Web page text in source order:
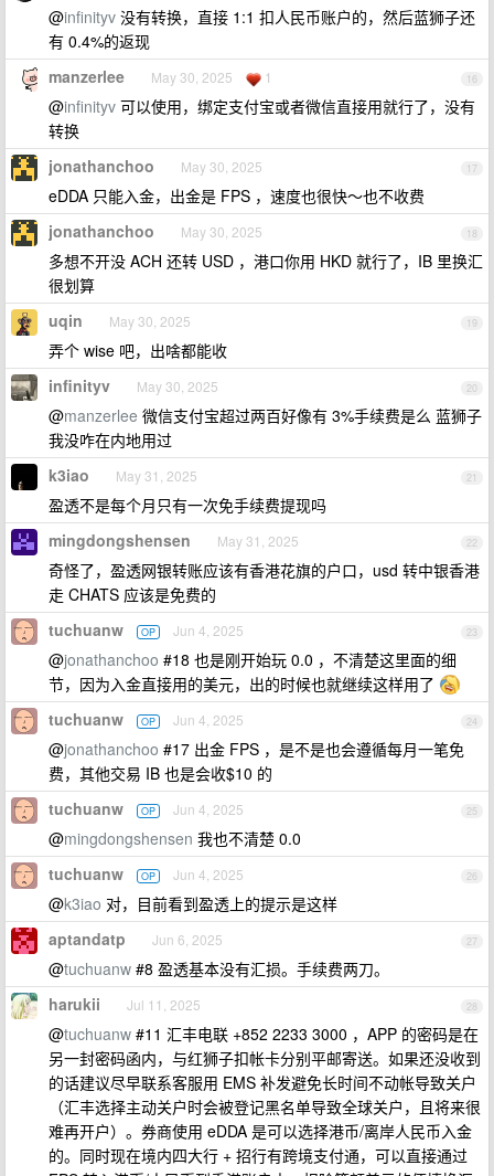
@infinityv 没有转换，直接 1:1 扣人民币账户的，然后蓝狮子还
有 0.4%的返现
16
manzerlee May 30, 2025 1
@infinityv 可以使用，绑定支付宝或者微信直接用就行了，没有
转换
17
jonathanchoo May 30, 2025
eDDA 只能入金，出金是 FPS ，速度也很快～也不收费
18
jonathanchoo May 30, 2025
多想不开没 ACH 还转 USD ，港口你用 HKD 就行了，IB 里换汇
很划算
19
uqin May 30, 2025
弄个 wise 吧，出啥都能收
20
infinityv May 30, 2025
@manzerlee 微信支付宝超过两百好像有 3%手续费是么 蓝狮子
我没咋在内地用过
21
k3iao May 31, 2025
盈透不是每个月只有一次免手续费提现吗
22
mingdongshensen May 31, 2025
奇怪了，盈透网银转账应该有香港花旗的户口，usd 转中银香港
走 CHATS 应该是免费的
23
tuchuanw OP Jun 4, 2025
@jonathanchoo #18 也是刚开始玩 0.0 ，不清楚这里面的细
节，因为入金直接用的美元，出的时候也就继续这样用了
24
tuchuanw OP Jun 4, 2025
@jonathanchoo #17 出金 FPS ，是不是也会遵循每月一笔免
费，其他交易 IB 也是会收$10 的
25
tuchuanw OP Jun 4, 2025
@mingdongshensen 我也不清楚 0.0
26
tuchuanw OP Jun 4, 2025
@k3iao 对，目前看到盈透上的提示是这样
27
aptandatp Jun 6, 2025
@tuchuanw #8 盈透基本没有汇损。手续费两刀。
28
harukii Jul 11, 2025
@tuchuanw #11 汇丰电联 +852 2233 3000 ，APP 的密码是在
另一封密码函内，与红狮子扣帐卡分别平邮寄送。如果还没收到
的话建议尽早联系客服用 EMS 补发避免长时间不动帐导致关户
（汇丰选择主动关户时会被登记黑名单导致全球关户，且将来很
难再开户）。券商使用 eDDA 是可以选择港币/离岸人民币入金
的。同时现在境内四大行 + 招行有跨境支付通，可以直接通过